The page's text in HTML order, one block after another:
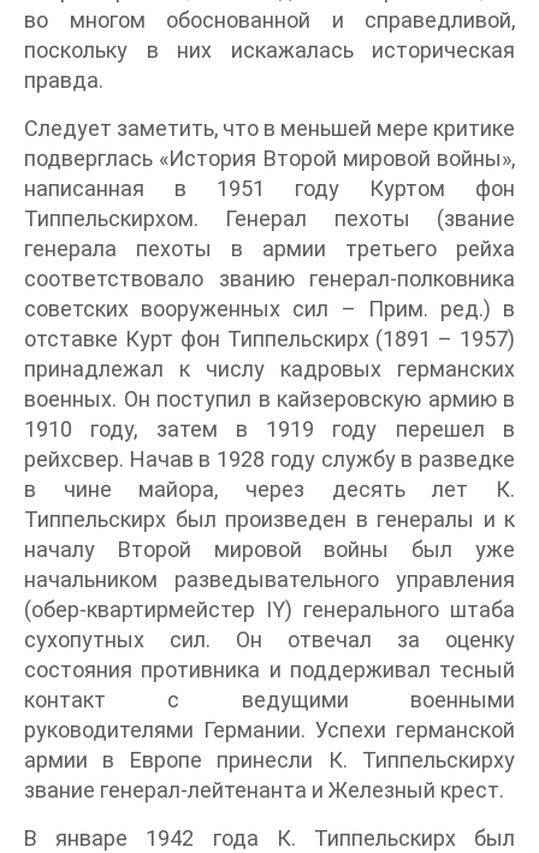
во многом обоснованной и справедливой,
поскольку в них искажалась историческая
правда.
Следует заметить, что в меньшей мере критике
подверглась «История Второй мировой войны»,
написанная в 1951 году Куртом фон
Типпельскирхом. Генерал пехоты (звание
генерала пехоты в армии третьего рейха
соответствовало званию генерал-полковника
советских вооруженных сил – Прим. ред.) в
отставке Курт фон Типпельскирх (1891 – 1957)
принадлежал к числу кадровых германских
военных. Он поступил в кайзеровскую армию в
1910 году, затем в 1919 году перешел в
рейхсвер. Начав в 1928 году службу в разведке
в чине майора, через десять лет К.
Типпельскирх был произведен в генералы и к
началу Второй мировой войны был уже
начальником разведывательного управления
(обер-квартирмейстер IY) генерального штаба
сухопутных сил. Он отвечал за оценку
состояния противника и поддерживал тесный
контакт с ведущими военными
руководителями Германии. Успехи германской
армии в Европе принесли К. Типпельскирху
звание генерал-лейтенанта и Железный крест.
В январе 1942 года К. Типпельскирх был